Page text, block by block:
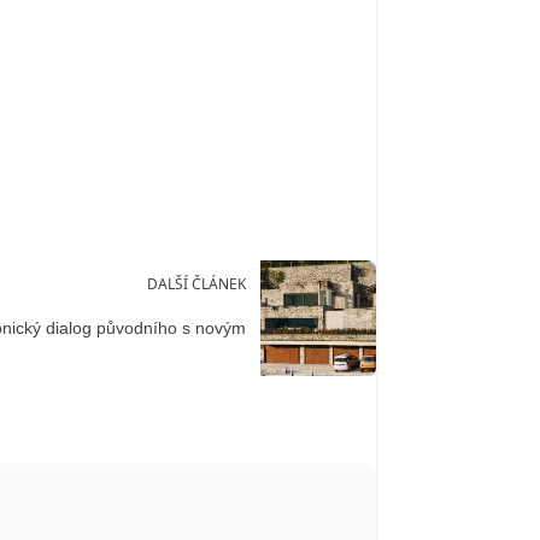
DALŠÍ ČLÁNEK
dialog původního s novým